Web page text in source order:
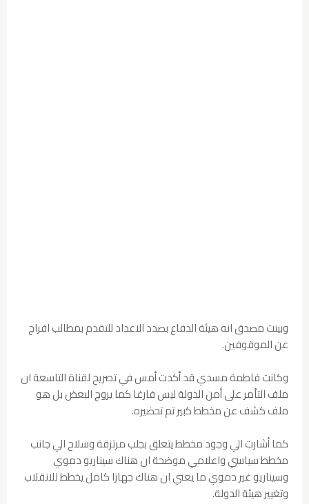
وبينت مصدق انه هيئة الدفاع بصدد الاعداد للتقدم بمطالب افراج
عن الموقوفين.
وكانت فاطمة مسدي قد أكدت أمس في تصريح لقناة التاسعة ان
ملف التٱمر على أمن الدولة ليس فارغا كما يروج البعض بل هو
ملف كشف عن مخطط كبير تم تحضيره.
كما أشارت الي وجود مخطط يتعلق بجلب مرتزقة وسلاح الي جانب
مخطط سياسي واعلامي موضحة ان هناك سيناريو دموي
وسيناريو غير دموي ما يعني ان هناك جهازا كامل يخطط للانقلاب
وتغيير هيئة الدولة.